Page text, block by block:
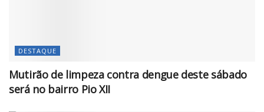
DESTAQUE
Mutirão de limpeza contra dengue deste sábado
será no bairro Pio XII